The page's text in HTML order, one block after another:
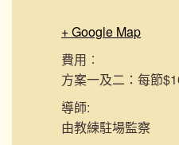
+ Google Map
費用︰
方案一及二：每節
導師:
由教練駐場監察